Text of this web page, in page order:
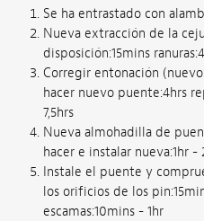
Se ha entrastado con
Nueva extracción de la
disposición:15mins
Corregir entonación
hacer nuevo puente:4hrs
7,5hrs
Nueva almohadilla de
hacer e instalar nueva:1hr -
Instale el puente y
los orificios de los
escamas:10mins - 1hr